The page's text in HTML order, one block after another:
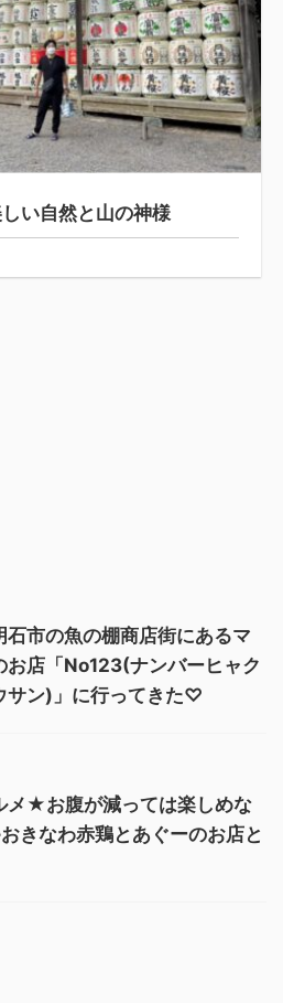
しい自然と山の神様
石市の魚の棚商店街にあるマ
お店「No123(ナンバーヒャク
サン)」に行ってきた♡
メ★お腹が減っては楽しめな
きなわ赤鶏とあぐーのお店と